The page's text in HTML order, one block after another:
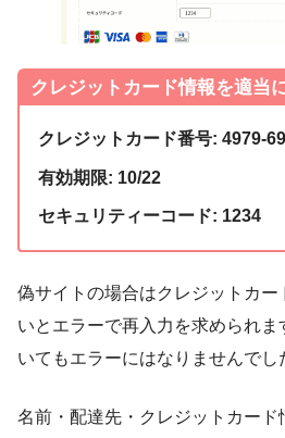
クレジットカード情報を適当
クレジットカード番号: 4979-
有効期限: 10/22
セキュリティーコード: 1234
偽サイトの場合はクレジットカ
いとエラーで再入力を求められ
いてもエラーにはなりませんでし
名前・配達先・クレジットカー